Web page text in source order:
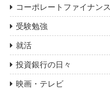
コーポレートファイナンス
受験勉強
就活
投資銀行の日々
映画・テレビ